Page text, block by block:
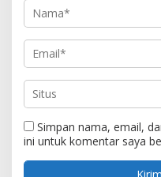
Simpan nama, email,
ini untuk komentar saya